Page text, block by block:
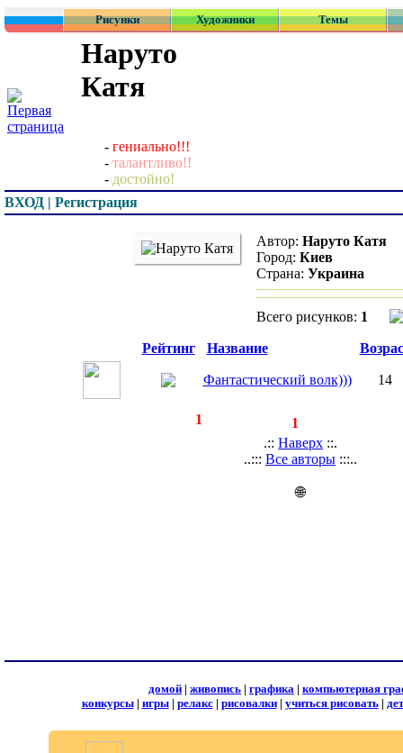
Рисунки Художники Темы
Наруто
Катя
- гениально!!!
- талантливо!!
- достойно!
ВХОД | Регистрация
Автор: Наруто Катя
Город:
Киев
Страна:Украина
Всего рисунков:1
Рейтинг Название
Фантастический волк))) 14
1
1
.:: Наверх ::.
..::: Все авторы :::..
🌐
домой | живопись | графика | компьютерная
конкурсы| игры| релакс| рисовалки| учиться рисовать|